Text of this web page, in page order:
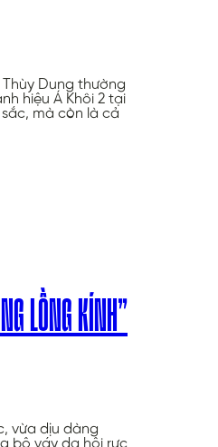
Dung thường
hiệu Á Khôi 2 tại
mà còn là cả
LỒNG KÍNH”
vừa dịu dàng
bộ váy dạ hội rực